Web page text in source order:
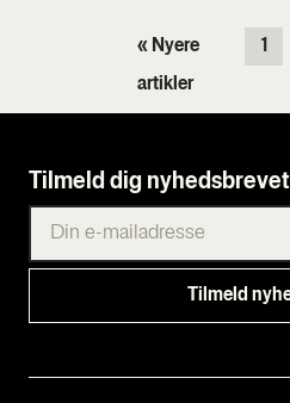
« Nyere
artikler
1
Tilmeld dig nyhedsbrevet